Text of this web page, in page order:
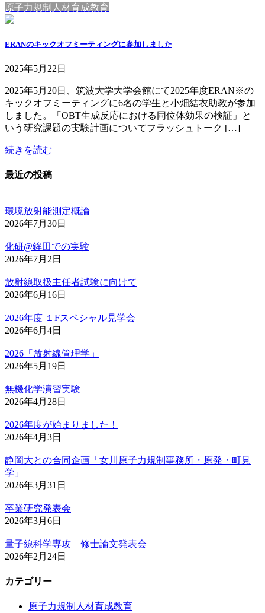
原子力規制人材育成教育
ERANのキックオフミーティングに参加しました
2025年5月22日
2025年5月20日、筑波大学大学会館にて2025年度ERAN※の
キックオフミーティングに6名の学生と小畑結衣助教が参加
しました。「OBT生成反応における同位体効果の検証」と
いう研究課題の実験計画についてフラッシュトーク […]
続きを読む
最近の投稿
環境放射能測定概論
2026年7月30日
化研@鉾田での実験
2026年7月2日
放射線取扱主任者試験に向けて
2026年6月16日
2026年度 １Fスペシャル見学会
2026年6月4日
2026「放射線管理学」
2026年5月19日
無機化学演習実験
2026年4月28日
2026年度が始まりました！
2026年4月3日
静岡大との合同企画「女川原子力規制事務所・原発・町見
学」
2026年3月31日
卒業研究発表会
2026年3月6日
量子線科学専攻 修士論文発表会
2026年2月24日
カテゴリー
原子力規制人材育成教育